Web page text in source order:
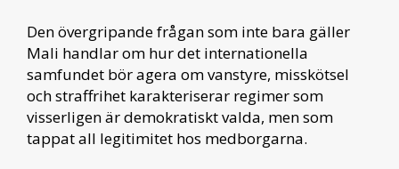
Den övergripande frågan som inte bara gäller
Mali handlar om hur det internationella
samfundet bör agera om vanstyre, misskötsel
och straffrihet karakteriserar regimer som
visserligen är demokratiskt valda, men som
tappat all legitimitet hos medborgarna.